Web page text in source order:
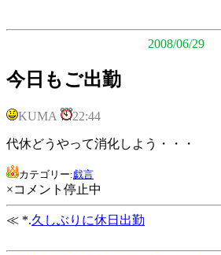
2008/06/29
今日もご出勤
KUMA 22:44
代休どうやって消化しよう・・・
カテゴリー:戯言
×コメント停止中
≪ *.久しぶりに休日出勤